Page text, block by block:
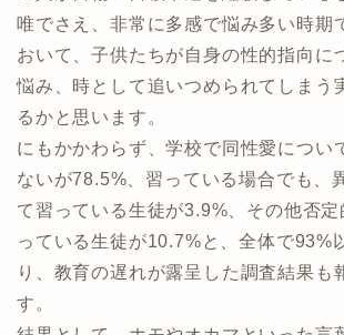
唯でさえ、非常に多感で悩み多い時期
おいて、子供たちが自身の性的指向に
悩み、時として追いつめられてしまう
るかと思います。
にもかかわらず、学校で同性愛につい
ないが78.5%、習っている場合でも、
て習っている生徒が3.9%、その他否
っている生徒が10.7%と、全体で93%
り、教育の遅れが露呈した調査結果も
す。